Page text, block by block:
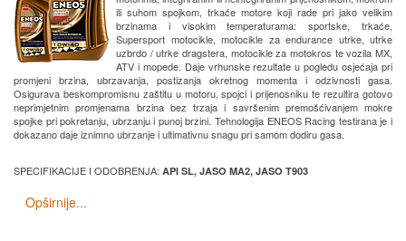
ili suhom spojkom, trkaće motore koji rade pri jako velikim
brzinama i visokim temperaturama: sportske, trkaće,
Supersport motocikle, motocikle za endurance utrke, utrke
uzbrdo / utrke dragstera, motocikle za motokros te vozila MX,
ATV i mopede. Daje vrhunske rezultate u pogledu osjećaja pri
promjeni brzina, ubrzavanja, postizanja okretnog momenta i odzivnosti gasa.
Osigurava beskompromisnu zaštitu u motoru, spojci i prijenosniku te rezultira gotovo
neprimjetnim promjenama brzina bez trzaja i savršenim premošćivanjem mokre
spojke pri pokretanju, ubrzanju i punoj brzini. Tehnologija ENEOS Racing testirana je i
dokazano daje iznimno ubrzanje i ultimativnu snagu pri samom dodiru gasa.
SPECIFIKACIJE I ODOBRENJA: API SL, JASO MA2, JASO T903
Opširnije...